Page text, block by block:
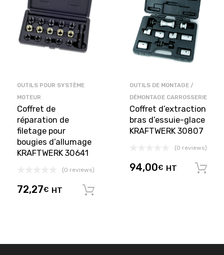
OUTILS POUR SYSTÈME
MOTEUR
Coffret de
réparation de
filetage pour
bougies d’allumage
KRAFTWERK 30641
(0 reviews)
72,27€ HT
OUTILS DE MONTAGE /
DÉMONTAGE CARROSSERIE
Coffret d’extraction
bras d’essuie-glace
KRAFTWERK 30807
(0 reviews)
94,00€ HT